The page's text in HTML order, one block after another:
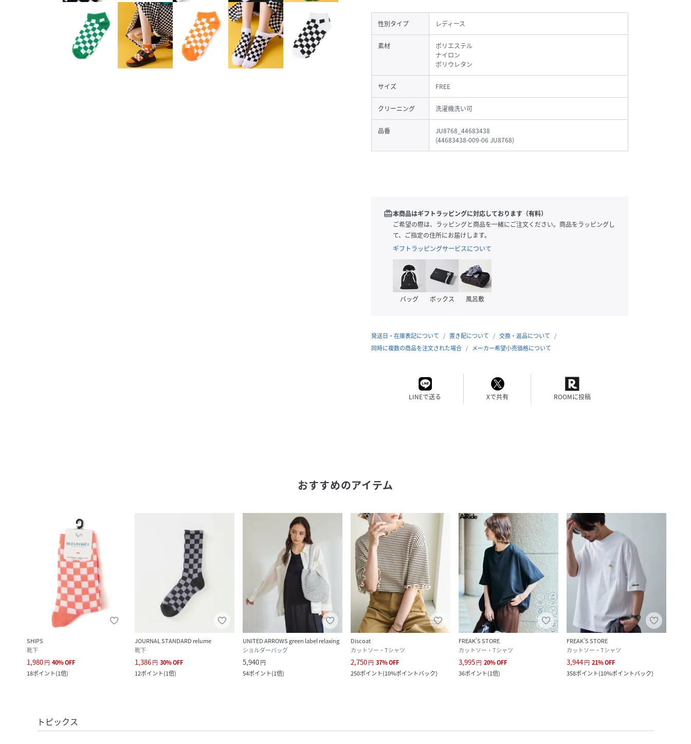
性別タイプ レディース
素材
ポリエステル
ナイロン
ポリウレタン
サイズ FREE
クリーニング 洗濯機洗い可
品番
JU8768_44683438
(44683438-009-06 JU8768)
redeem本商品はギフトラッピングに対応しております（有料）
ご希望の際は、ラッピングと商品を一緒にご注文ください。商品をラッピングし
て、ご指定の住所にお届けします。
ギフトラッピングサービスについて
バッグ ボックス 風呂敷
発送日・在庫表記について 置き配について
交換・返品について
同時に複数の商品を注文された場合
メーカー希望小売価格について
LINEで送る Xで共有 ROOMに投稿
おすすめのアイテム
SHIPS
靴下
1,980円 40%OFF
18ポイント(1倍)
JOURNAL STANDARD relume
靴下
1,386円 30%OFF
12ポイント(1倍)
UNITED ARROWS green label relaxing
ショルダーバッグ
5,940円
54ポイント(1倍)
Discoat
カットソー・Tシャツ
2,750円 37%OFF
250ポイント(10%ポイントバック)
FREAK’S STORE
カットソー・Tシャツ
3,995円 20%OFF
36ポイント(1倍)
FREAK’S STORE
カットソー・Tシャツ
3,944円 21%OFF
358ポイント(10%ポイントバック)
トピックス